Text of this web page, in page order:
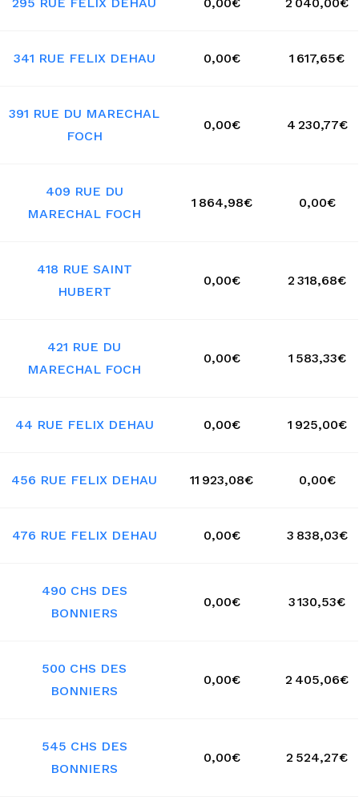
341 RUE FELIX DEHAU 0,00€ 1 617,65€
391 RUE DU MARECHAL
FOCH
0,00€ 4 230,77€
409 RUE DU
MARECHAL FOCH
1 864,98€ 0,00€
418 RUE SAINT
HUBERT
0,00€ 2 318,68€
421 RUE DU
MARECHAL FOCH
0,00€ 1 583,33€
44 RUE FELIX DEHAU 0,00€ 1 925,00€
456 RUE FELIX DEHAU 11 923,08€ 0,00€
476 RUE FELIX DEHAU 0,00€ 3 838,03€
490 CHS DES
BONNIERS
0,00€ 3 130,53€
500 CHS DES
BONNIERS
0,00€ 2 405,06€
545 CHS DES
BONNIERS
0,00€ 2 524,27€